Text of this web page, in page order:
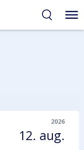
2026
12. aug.